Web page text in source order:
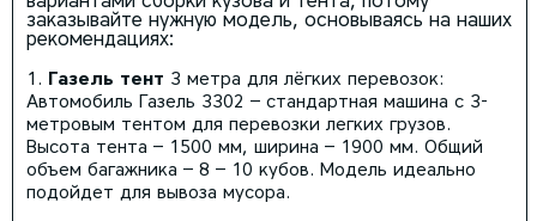
заказывайте нужную модель, основываясь на наших
рекомендациях:
Газель тент 3 метра для лёгких перевозок:
Автомобиль Газель 3302 – стандартная машина с 3-
метровым тентом для перевозки легких грузов.
Высота тента – 1500 мм, ширина – 1900 мм. Общий
объем багажника – 8 – 10 кубов. Модель идеально
подойдет для вывоза мусора.